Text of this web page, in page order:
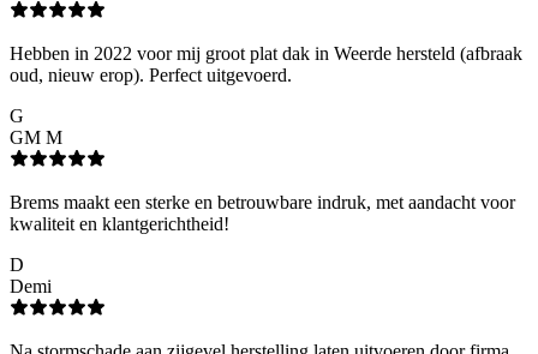
Hebben in 2022 voor mij groot plat dak in Weerde hersteld (afbraak
oud, nieuw erop). Perfect uitgevoerd.
G
GM M
Brems maakt een sterke en betrouwbare indruk, met aandacht voor
kwaliteit en klantgerichtheid!
D
Demi